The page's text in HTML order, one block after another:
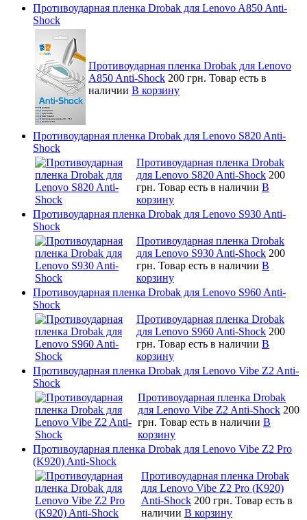
Противоударная пленка Drobak для Lenovo A850 Anti-
Shock
Противоударная пленка Drobak для Lenovo
A850 Anti-Shock 200 грн. Товар есть в
наличии В корзину
Противоударная пленка Drobak для Lenovo S820 Anti-
Shock
Противоударная пленка Drobak
для Lenovo S820 Anti-Shock 200
грн. Товар есть в наличии В
корзину
Противоударная пленка Drobak для Lenovo S930 Anti-
Shock
Противоударная пленка Drobak
для Lenovo S930 Anti-Shock 200
грн. Товар есть в наличии В
корзину
Противоударная пленка Drobak для Lenovo S960 Anti-
Shock
Противоударная пленка Drobak
для Lenovo S960 Anti-Shock 200
грн. Товар есть в наличии В
корзину
Противоударная пленка Drobak для Lenovo Vibe Z2 Anti-
Shock
Противоударная пленка Drobak
для Lenovo Vibe Z2 Anti-Shock 200
грн. Товар есть в наличии В
корзину
Противоударная пленка Drobak для Lenovo Vibe Z2 Pro
(K920) Anti-Shock
Противоударная пленка Drobak
для Lenovo Vibe Z2 Pro (K920)
Anti-Shock 200 грн. Товар есть в
наличии В корзину